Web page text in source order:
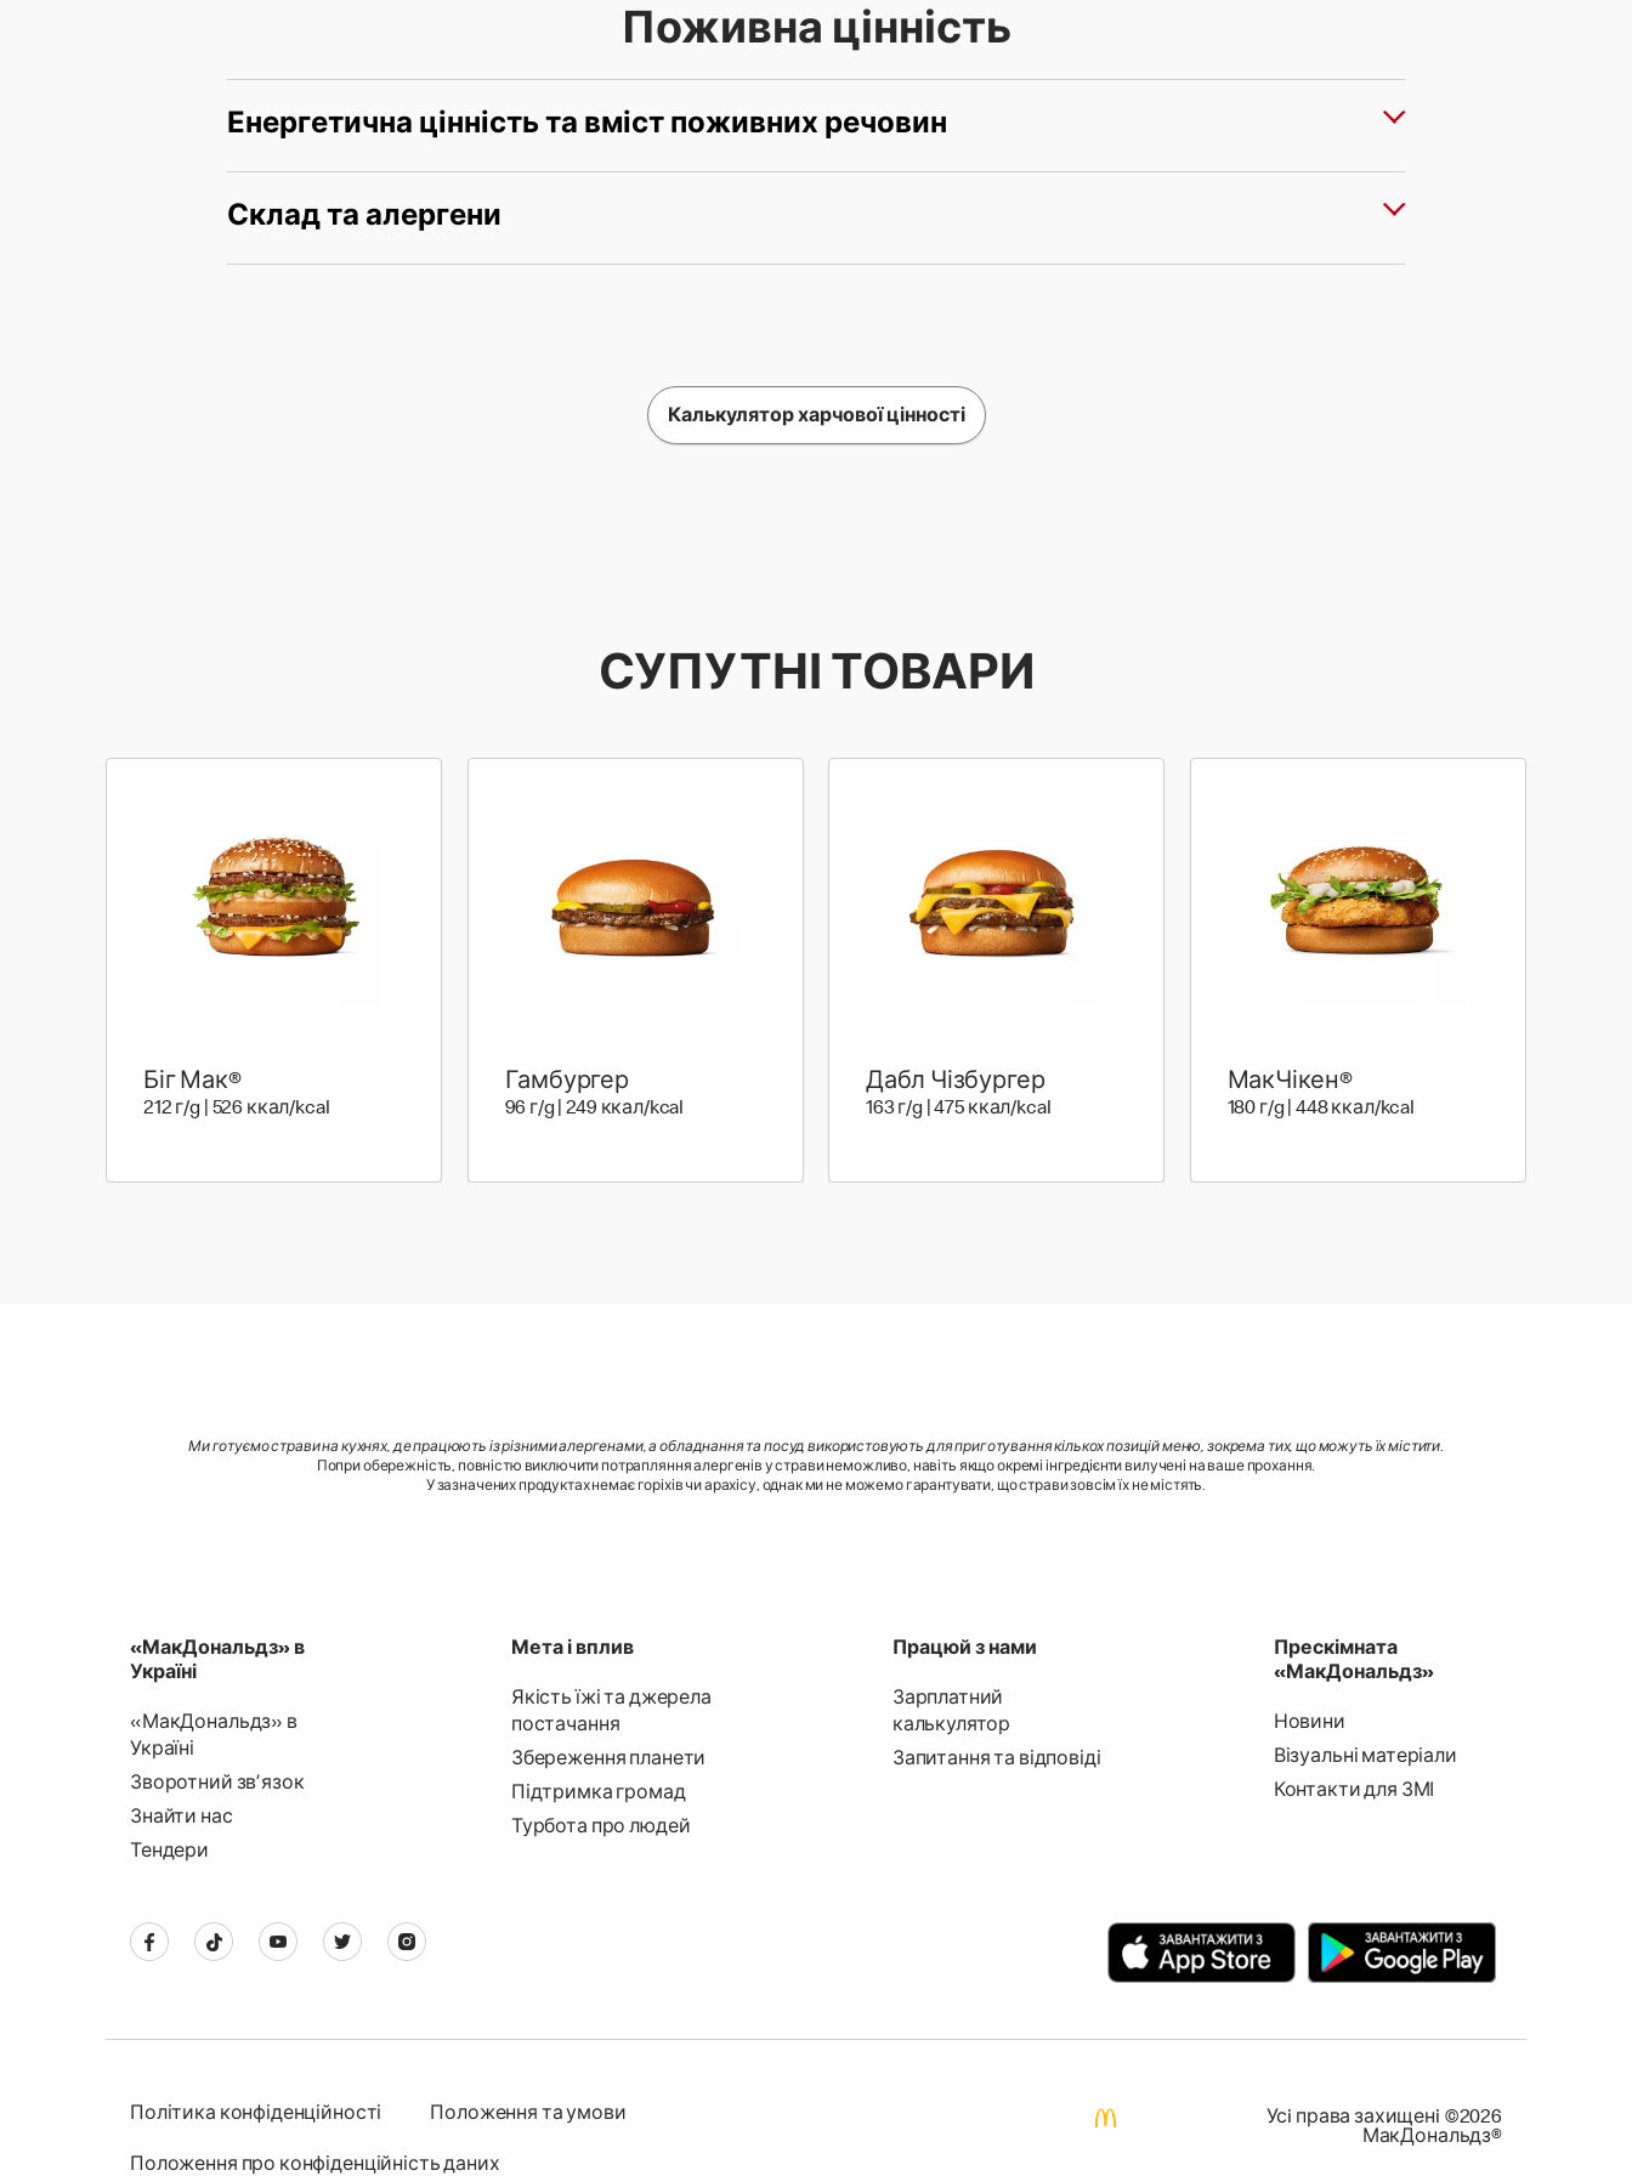
Поживна цінність
Енергетична цінність та вміст поживних речовин
Склад та алергени
Калькулятор харчової цінності
СУПУТНІ ТОВАРИ
Біг Мак®
212 г/g | 526 ккал/kcal
Гамбургер
96 г/g | 249 ккал/kcal
Дабл Чізбургер
163 г/g | 475 ккал/kcal
МакЧікен®
180 г/g | 448 ккал/kcal
Ми готуємо страви на кухнях, де працюють із різними алергенами, а обладнання та посуд використовують для приготування кількох позицій меню, зокрема тих, що можуть їх містити.
Попри обережність, повністю виключити потрапляння алергенів у страви неможливо, навіть якщо окремі інгредієнти вилучені на ваше прохання.
У зазначених продуктах немає горіхів чи арахісу, однак ми не можемо гарантувати, що страви зовсім їх не містять.
«МакДональдз» в
Україні
«МакДональдз» в
Україні
Зворотний звʼязок
Знайти нас
Тендери
Мета і вплив
Якість їжі та джерела
постачання
Збереження планети
Підтримка громад
Турбота про людей
Працюй з нами
Зарплатний
калькулятор
Запитання та відповіді
Прескімната
«МакДональдз»
Новини
Візуальні матеріали
Контакти для ЗМІ
Політика конфіденційності Положення та умови
Положення про конфіденційність даних
Усi права захищенi ©2026
МакДональдз®